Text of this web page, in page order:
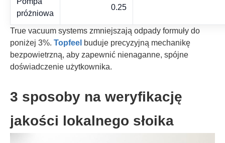
próżniowa
0.25
True vacuum systems zmniejszają odpady formuły do
poniżej 3%. Topfeel buduje precyzyjną mechanikę
bezpowietrzną, aby zapewnić nienaganne, spójne
doświadczenie użytkownika.
3 sposoby na weryfikację
jakości lokalnego słoika